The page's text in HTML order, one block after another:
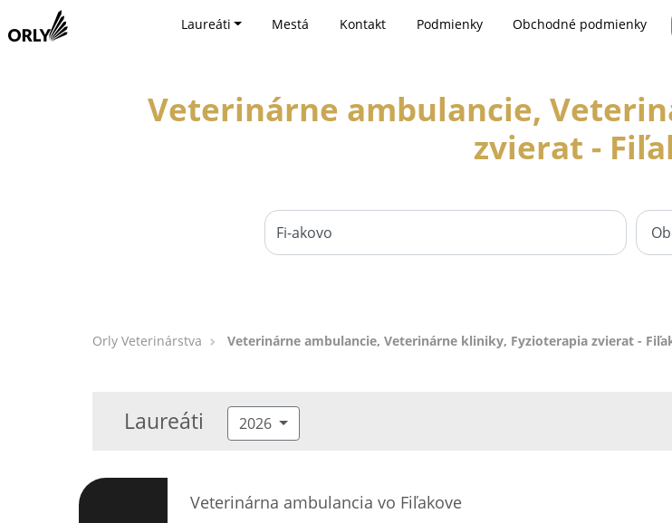
Laureáti Mestá Kontakt Podmienky Obchodné podmienky
Veterinárne ambulancie,
zvierat -
Orly Veterinárstva Veterinárne ambulancie, Veterinárne kliniky, Fyzioterapia zvierat -
Laureáti 2026
Veterinárna ambulancia vo Fiľakove